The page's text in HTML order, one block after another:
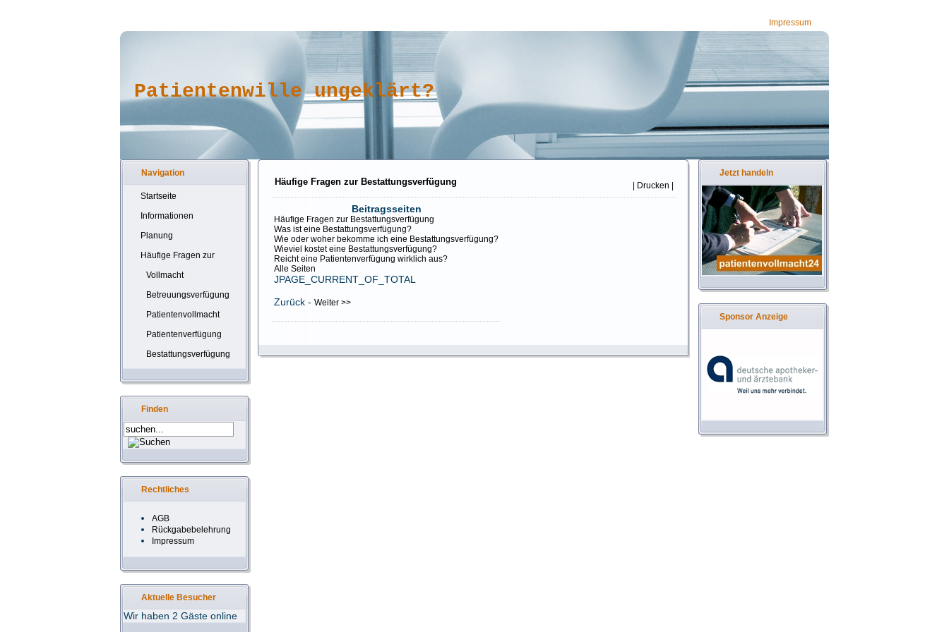
Impressum
Patientenwille ungeklärt?
Navigation
Startseite
Informationen
Planung
Häufige Fragen zur
Vollmacht
Betreuungsverfügung
Patientenvollmacht
Patientenverfügung
Bestattungsverfügung
Finden
Rechtliches
AGB
Rückgabebelehrung
Impressum
Aktuelle Besucher
Wir haben 2 Gäste online
Jetzt handeln
Sponsor Anzeige
Häufige Fragen zur Bestattungsverfügung | Drucken |
Beitragsseiten
Häufige Fragen zur Bestattungsverfügung
Was ist eine Bestattungsverfügung?
Wie oder woher bekomme ich eine Bestattungsverfügung?
Wieviel kostet eine Bestattungsverfügung?
Reicht eine Patientenverfügung wirklich aus?
Alle Seiten
JPAGE_CURRENT_OF_TOTAL
Zurück - Weiter >>